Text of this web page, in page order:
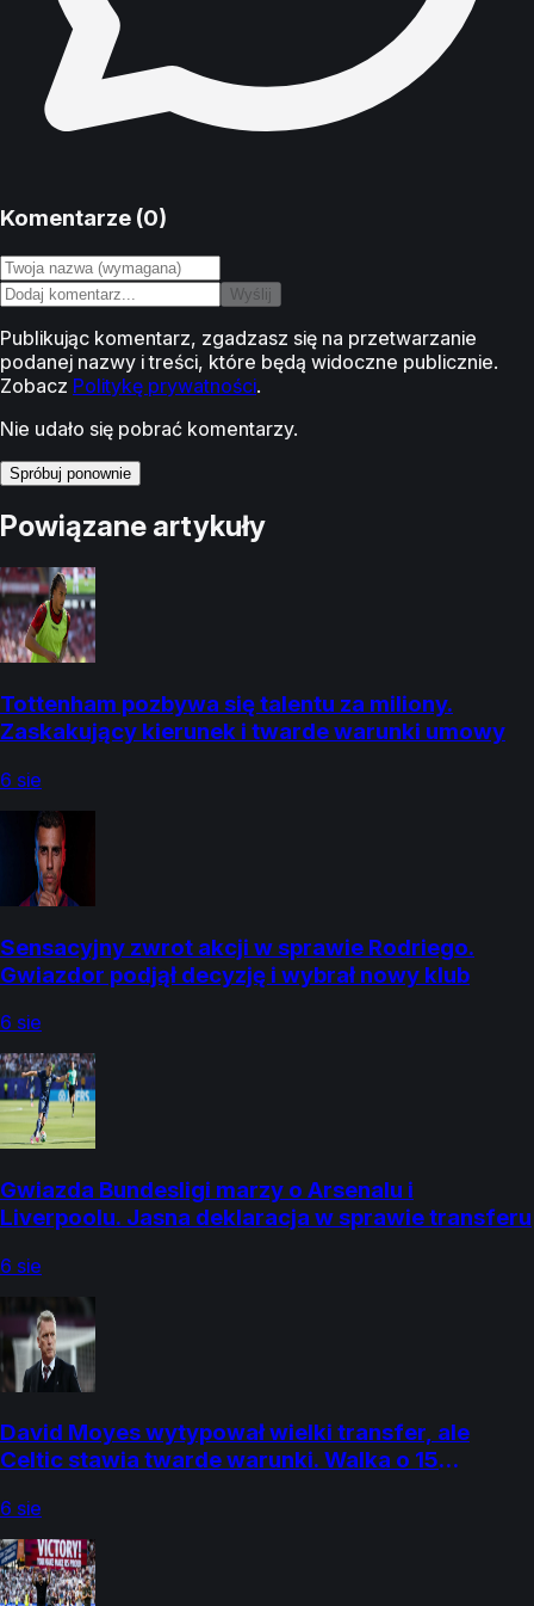
Komentarze (0)
Wyślij
Publikując komentarz, zgadzasz się na przetwarzanie
podanej nazwy i treści, które będą widoczne publicznie.
Zobacz Politykę prywatności.
Nie udało się pobrać komentarzy.
Spróbuj ponownie
Powiązane artykuły
Tottenham pozbywa się talentu za miliony.
Zaskakujący kierunek i twarde warunki umowy
6 sie
Sensacyjny zwrot akcji w sprawie Rodriego.
Gwiazdor podjął decyzję i wybrał nowy klub
6 sie
Gwiazda Bundesligi marzy o Arsenalu i
Liverpoolu. Jasna deklaracja w sprawie transferu
6 sie
David Moyes wytypował wielki transfer, ale
Celtic stawia twarde warunki. Walka o 15
6 sie